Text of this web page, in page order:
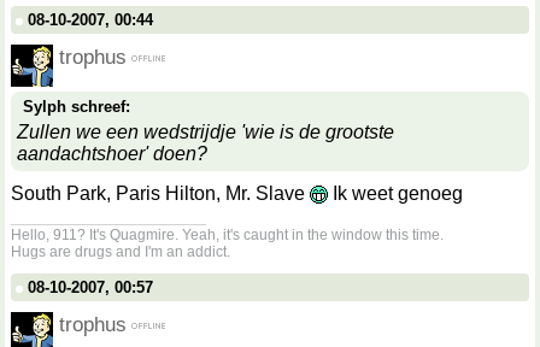
08-10-2007, 00:44
trophus
Sylph schreef:
Zullen we een wedstrijdje 'wie is de grootste
aandachtshoer' doen?
South Park, Paris Hilton, Mr. Slave
Ik weet genoeg
Hello, 911? It's Quagmire. Yeah, it's caught in the window this time.
Hugs are drugs and I'm an addict.
08-10-2007, 00:57
trophus